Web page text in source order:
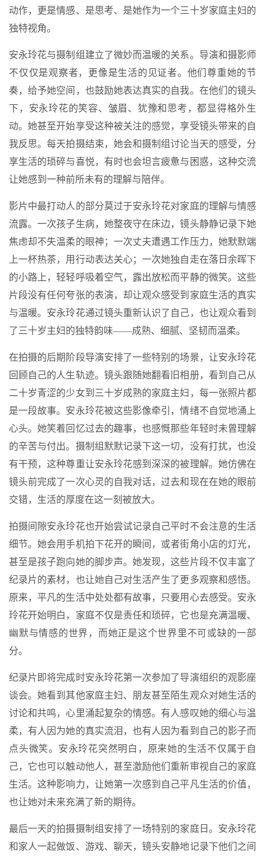
动作，更是情感、是思考、是她作为一个三十岁家庭主妇的
独特视角。
安永玲花与摄制组建立了微妙而温暖的关系。导演和摄影师
不仅仅是观察者，更像是生活的见证者。他们尊重她的节
奏，给予她空间，也鼓励她表达真实的自我。在他们的镜头
下，安永玲花的笑容、皱眉、犹豫和思考，都显得格外生
动。她甚至开始享受这种被关注的感觉，享受镜头带来的自
我反思。每天拍摄结束，她会和摄制组讨论当天的感受，分
享生活的琐碎与喜悦，有时也会坦言疲惫与困惑，这种交流
让她感到一种前所未有的理解与陪伴。
影片中最打动人的部分莫过于安永玲花对家庭的理解与情感
流露。一次孩子生病，她整夜守在床边，镜头静静记录下她
焦虑却不失温柔的眼神；一次丈夫遭遇工作压力，她默默端
上一杯热茶，用行动表达关心；一次她独自走在落日余晖下
的小路上，轻轻呼吸着空气，露出放松而平静的微笑。这些
片段没有任何夸张的表演，却让观众感受到家庭生活的真实
与温暖。安永玲花通过镜头重新认识了自己，也让观众看到
了三十岁主妇的独特韵味——成熟、细腻、坚韧而温柔。
在拍摄的后期阶段导演安排了一些特别的场景，让安永玲花
回顾自己的人生轨迹。镜头跟随她翻看旧相册，看到自己从
二十岁青涩的少女到三十岁成熟的家庭主妇，每一张照片都
是一段故事。安永玲花被这些影像牵引，情绪不自觉地涌上
心头。她笑着回忆过去的趣事，也感慨那些年轻时未曾理解
的辛苦与付出。摄制组默默记录下这一切，没有打扰，也没
有干预，这种尊重让安永玲花感到深深的被理解。她仿佛在
镜头前完成了一次心灵的自我对话，过去和现在在她的眼前
交错，生活的厚度在这一刻被放大。
拍摄间隙安永玲花也开始尝试记录自己平时不会注意的生活
细节。她会用手机拍下花开的瞬间，或者街角小店的灯光，
甚至是孩子跑向她的脚步声。她发现，这些片段不仅丰富了
纪录片的素材，也让她自己对生活产生了更多观察和感悟。
原来，平凡的生活中处处都有故事，只要用心去感受。安永
玲花开始明白，家庭不仅是责任和琐碎，它也是充满温暖、
幽默与情感的世界，而她正是这个世界里不可或缺的一部
分。
纪录片即将完成时安永玲花第一次参加了导演组织的观影座
谈会。她看到其他家庭主妇、朋友甚至陌生观众对她生活的
讨论和共鸣，心里涌起复杂的情感。有人感叹她的细心与温
柔，有人因为她的真实流泪，也有人因为看到自己的影子而
点头微笑。安永玲花突然明白，原来她的生活不仅属于自
己，它也可以触动他人，甚至激励他们重新审视自己的家庭
生活。这种影响力，让她第一次感到自己平凡生活的价值，
也让她对未来充满了新的期待。
最后一天的拍摄摄制组安排了一场特别的家庭日。安永玲花
和家人一起做饭、游戏、聊天，镜头安静地记录下他们之间